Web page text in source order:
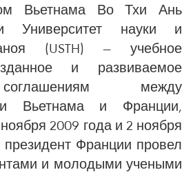
Вьетнама Во Тхи Ань
Университет науки и
(USTH) — учебное
и развиваемое
между
Вьетнама и Франции,
2009 года и 2 ноября
президент Франции провел
и молодыми учеными